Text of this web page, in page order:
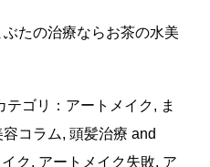
たの治療ならお茶の水美
テゴリ： アートメイク, ま
容コラム, 頭髪治療 and
ク, アートメイク失敗, ア